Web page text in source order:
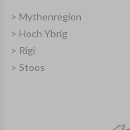
> Mythenregion
> Hoch Ybrig
> Rigi
> Stoos